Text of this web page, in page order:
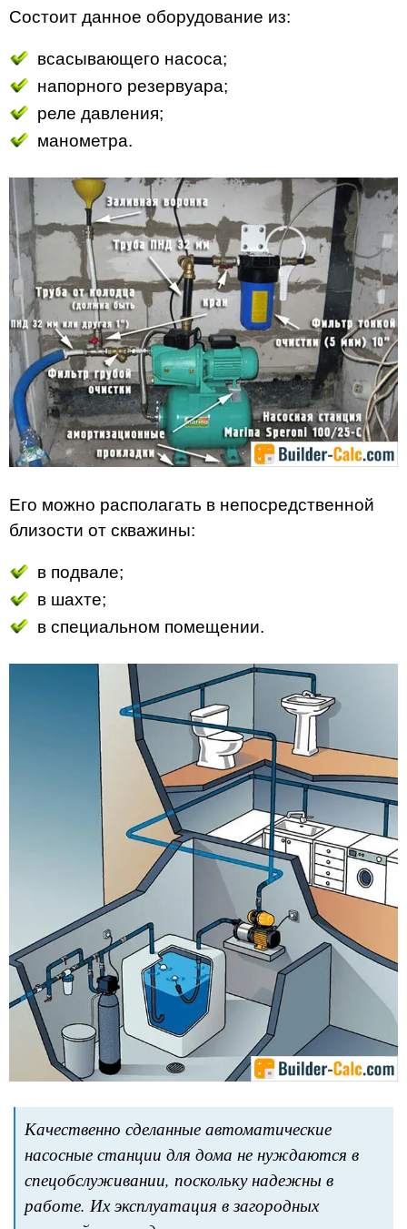
Состоит данное оборудование из:
всасывающего насоса;
напорного резервуара;
реле давления;
манометра.
Его можно располагать в непосредственной
близости от скважины:
в подвале;
в шахте;
в специальном помещении.
Качественно сделанные автоматические
насосные станции для дома не нуждаются в
спецобслуживании, поскольку надежны в
работе. Их эксплуатация в загородных